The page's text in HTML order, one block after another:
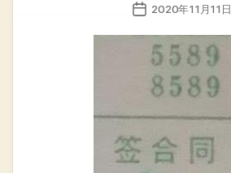
发
日
2020年11月11日